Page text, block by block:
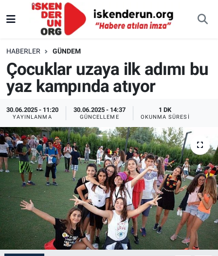
HABERLER GÜNDEM
Çocuklar uzaya ilk adımı bu
yaz kampında atıyor
30.06.2025 - 11:20
YAYINLANMA
30.06.2025 - 14:37
GÜNCELLEME
1 DK
OKUNMA SÜRESI